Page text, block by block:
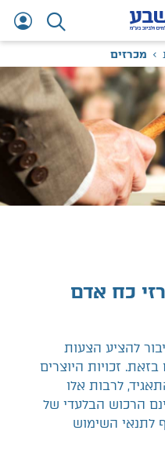
מכרזים
כח אדם
להציע הצעות
זכויות היוצרים
לרבות אלו
הרכוש הבלעדי של
לתנאי השימוש